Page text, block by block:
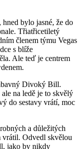
bylo jasné, že do
Třiatřicetiletý
členem týmu Vegas
s blíže
Ale teď je centrem
Divoký Bill.
na ledě je to skvělý
do sestavy vrátí, moc
a důležitých
vrátil. Odvedl skvělou
jako by nikdy